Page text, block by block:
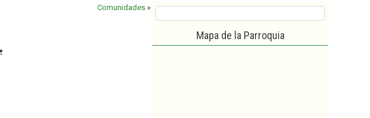
Comunidades »
Mapa de la Parroquia